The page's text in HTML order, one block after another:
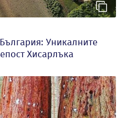
Уникалните
Хисарлъка